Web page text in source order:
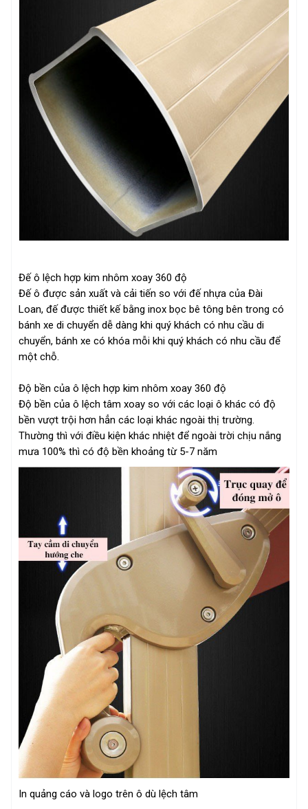
Đế ô lệch hợp kim nhôm xoay 360 độ
Đế ô được sản xuất và cải tiến so với đế nhựa của Đài
Loan, đế được thiết kế bằng inox bọc bê tông bên trong có
bánh xe di chuyển dễ dàng khi quý khách có nhu cầu di
chuyển, bánh xe có khóa mỗi khi quý khách có nhu cầu để
một chỗ.
Độ bền của ô lệch hợp kim nhôm xoay 360 độ
Độ bền của ô lệch tâm xoay so với các loại ô khác có độ
bền vượt trội hơn hẳn các loại khác ngoài thị trường.
Thường thì với điều kiện khác nhiệt để ngoài trời chịu nắng
mưa 100% thì có độ bền khoảng từ 5-7 năm
In quảng cáo và logo trên ô dù lệch tâm